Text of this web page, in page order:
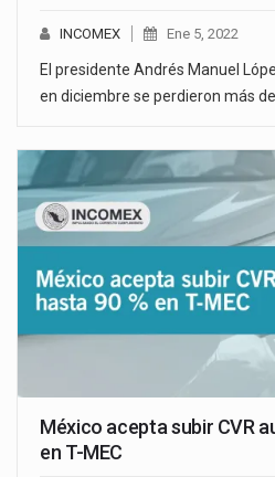
INCOMEX Ene 5, 2022
El presidente Andrés Manuel
en diciembre se perdieron más de
México acepta subir CVR
en T-MEC